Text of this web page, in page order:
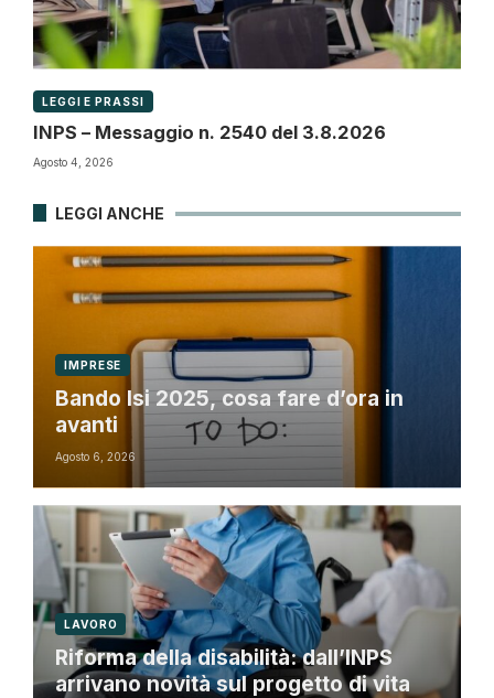
LEGGI E PRASSI
INPS – Messaggio n. 2540 del 3.8.2026
Agosto 4, 2026
LEGGI ANCHE
IMPRESE
Bando Isi 2025, cosa fare d’ora in
avanti
Agosto 6, 2026
LAVORO
Riforma della disabilità: dall’INPS
arrivano novità sul progetto di vita